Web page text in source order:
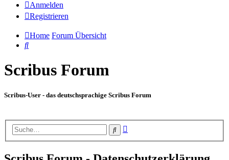
Anmelden
Registrieren
Home Forum Übersicht
Suche
Scribus Forum
Scribus-User - das deutschsprachige Scribus Forum
Suche